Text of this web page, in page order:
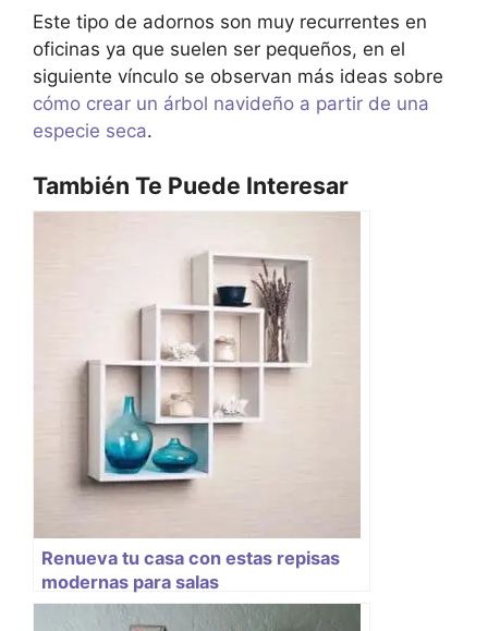
Este tipo de adornos son muy recurrentes en
oficinas ya que suelen ser pequeños, en el
siguiente vínculo se observan más ideas sobre
cómo crear un árbol navideño a partir de una
especie seca.
También Te Puede Interesar
Renueva tu casa con estas repisas
modernas para salas